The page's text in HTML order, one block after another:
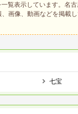
覧表示しています。名
画像、動画などを掲載
七宝